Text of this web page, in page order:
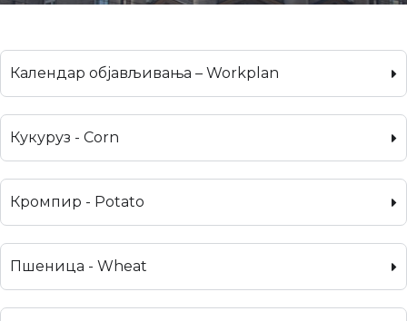
Календар објављивања – Workplan
Кукуруз - Corn
Кромпир - Potato
Пшеница - Wheat